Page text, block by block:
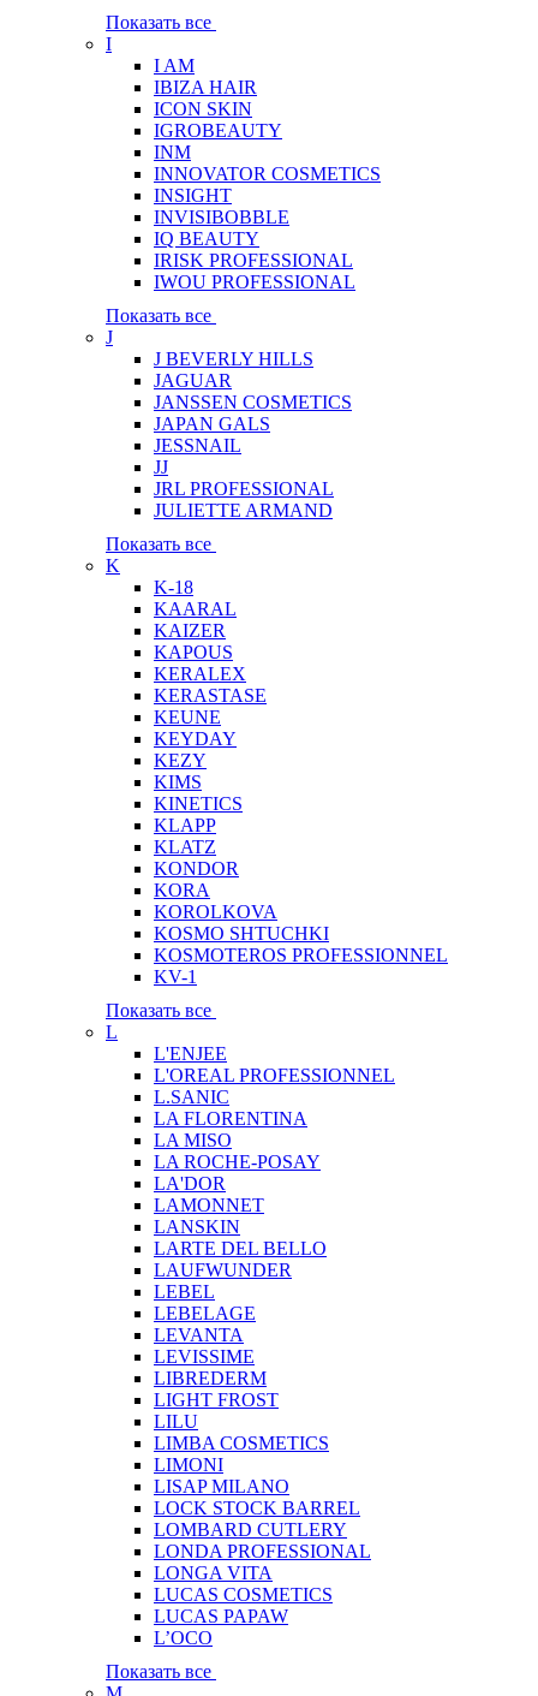
Показать все
I
I AM
IBIZA HAIR
ICON SKIN
IGROBEAUTY
INM
INNOVATOR COSMETICS
INSIGHT
INVISIBOBBLE
IQ BEAUTY
IRISK PROFESSIONAL
IWOU PROFESSIONAL
Показать все
J
J BEVERLY HILLS
JAGUAR
JANSSEN COSMETICS
JAPAN GALS
JESSNAIL
JJ
JRL PROFESSIONAL
JULIETTE ARMAND
Показать все
K
K-18
KAARAL
KAIZER
KAPOUS
KERALEX
KERASTASE
KEUNE
KEYDAY
KEZY
KIMS
KINETICS
KLAPP
KLATZ
KONDOR
KORA
KOROLKOVA
KOSMO SHTUCHKI
KOSMOTEROS PROFESSIONNEL
KV-1
Показать все
L
L'ENJEE
L'OREAL PROFESSIONNEL
L.SANIC
LA FLORENTINA
LA MISO
LA ROCHE-POSAY
LA'DOR
LAMONNET
LANSKIN
LARTE DEL BELLO
LAUFWUNDER
LEBEL
LEBELAGE
LEVANTA
LEVISSIME
LIBREDERM
LIGHT FROST
LILU
LIMBA COSMETICS
LIMONI
LISAP MILANO
LOCK STOCK BARREL
LOMBARD CUTLERY
LONDA PROFESSIONAL
LONGA VITA
LUCAS COSMETICS
LUCAS PAPAW
L’OCO
Показать все